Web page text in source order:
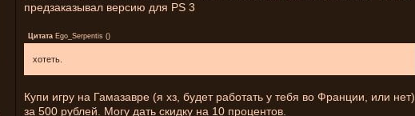
предзаказывал версию для PS 3
Цитата Ego_Serpentis ()
хотеть.
Купи игру на Гамазавре (я хз, будет работать у тебя во Франции, или нет)
за 500 рублей. Могу дать скидку на 10 процентов.